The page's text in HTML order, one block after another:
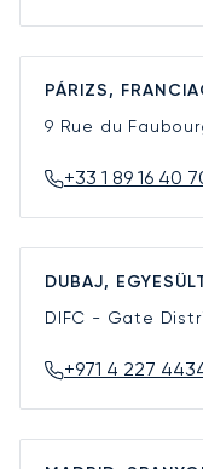
PÁRIZS,
9 Rue du
+33 1 89 16 40
DUBAJ,
DIFC - Gate
+971 4 227